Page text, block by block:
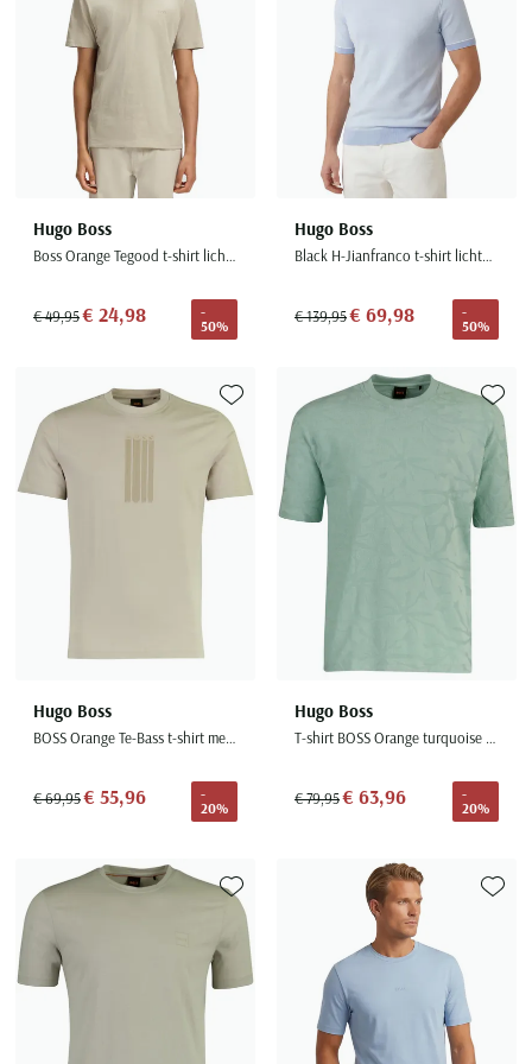
Hugo Boss
Boss Orange Tegood t-shirt lichtgroen effen
€ 49,95€ 24,98
-
50%
Hugo Boss
Black H-Jianfranco t-shirt lichtblauw met ronde hals
€ 139,95€ 69,98
-
50%
Hugo Boss
BOSS Orange Te-Bass t-shirt met print grijs
€ 69,95€ 55,96
-
20%
Toevoegen aan favorieten
Hugo Boss
T-shirt BOSS Orange turquoise met structuur
€ 79,95€ 63,96
-
20%
Toevoegen aan favorieten